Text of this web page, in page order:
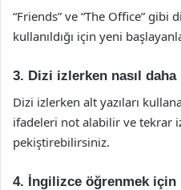
“Friends” ve “The Office”
kullanıldığı için yeni
3. Dizi izlerken nasıl
Dizi izlerken alt yazıları
ifadeleri not alabilir ve tekrar
pekiştirebilirsiniz.
4. İngilizce öğrenmek için